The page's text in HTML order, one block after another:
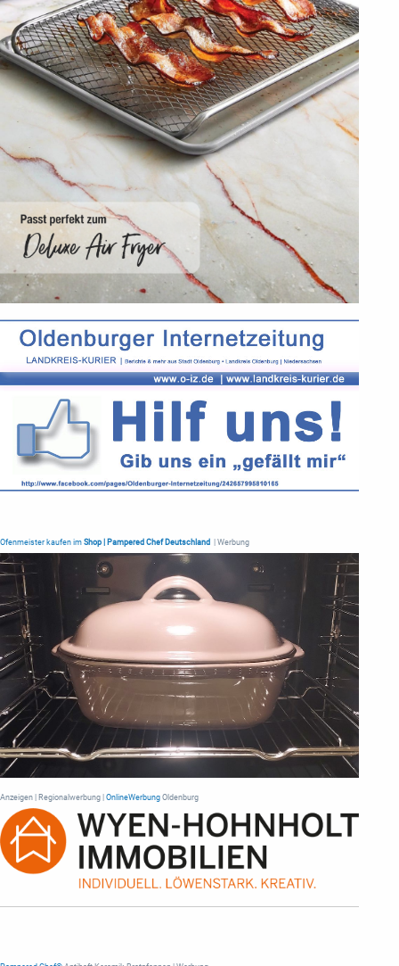
Ofenmeister kaufen im Shop | Pampered Chef Deutschland | Werbung
Anzeigen | Regionalwerbung | OnlineWerbung Oldenburg